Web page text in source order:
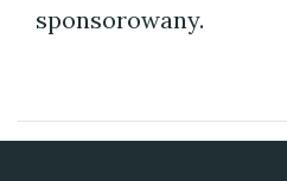
sponsorowany.